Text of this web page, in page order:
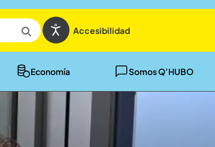
Accesibilidad
Economía Somos Q’HUBO